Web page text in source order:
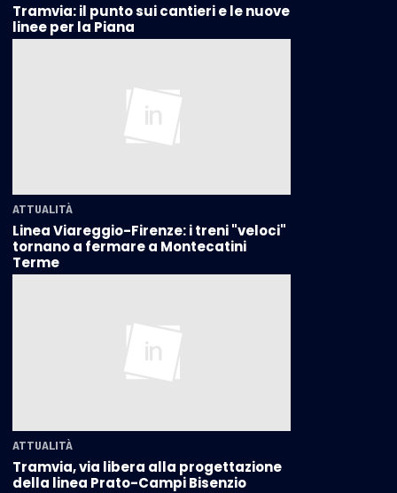
Tramvia: il punto sui cantieri e le nuove
linee per la Piana
ATTUALITÀ
Linea Viareggio-Firenze: i treni "veloci"
tornano a fermare a Montecatini
Terme
ATTUALITÀ
Tramvia, via libera alla progettazione
della linea Prato-Campi Bisenzio